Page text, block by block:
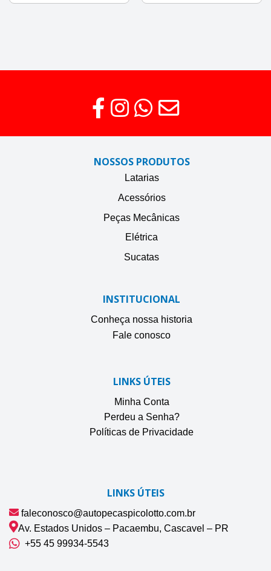
NOSSOS PRODUTOS
Latarias
Acessórios
Peças Mecânicas
Elétrica
Sucatas
INSTITUCIONAL
Conheça nossa historia
Fale conosco
LINKS ÚTEIS
Minha Conta
Perdeu a Senha?
Políticas de Privacidade
LINKS ÚTEIS
faleconosco@autopecaspicolotto.com.br
Av. Estados Unidos – Pacaembu, Cascavel – PR
+55 45 99934‑5543‬